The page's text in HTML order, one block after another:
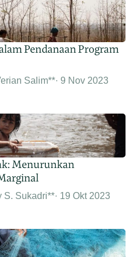
Pendanaan Program
Salim** 9 Nov 2023
Menurunkan
S. Sukadri** 19 Okt 2023